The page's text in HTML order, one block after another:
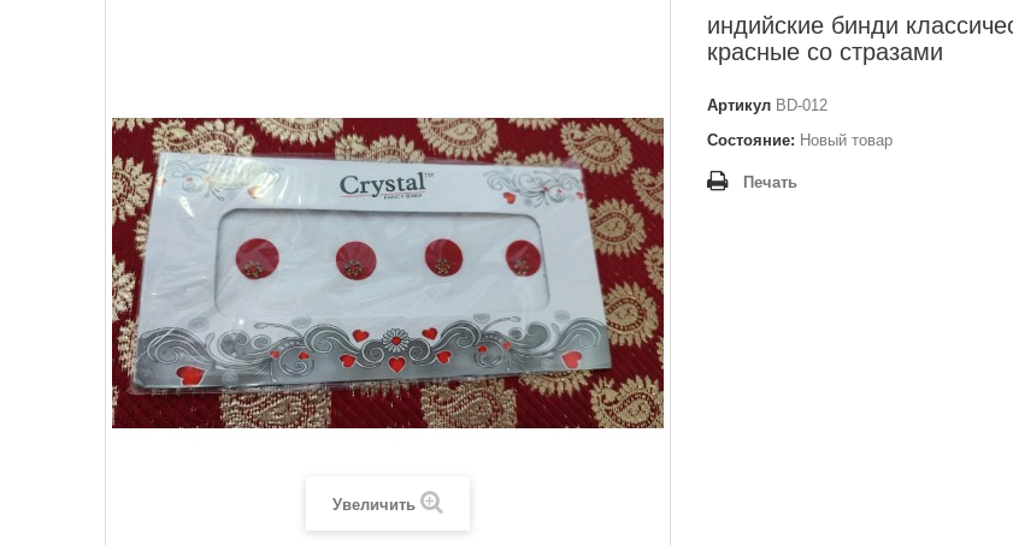
Увеличить
индийские бинди
красные со стразами
Артикул BD-012
Состояние: Новый товар
Печать